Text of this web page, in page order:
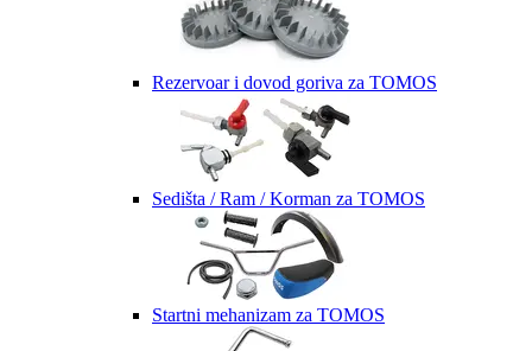
Rezervoar i dovod goriva za TOMOS
Sedišta / Ram / Korman za TOMOS
Startni mehanizam za TOMOS